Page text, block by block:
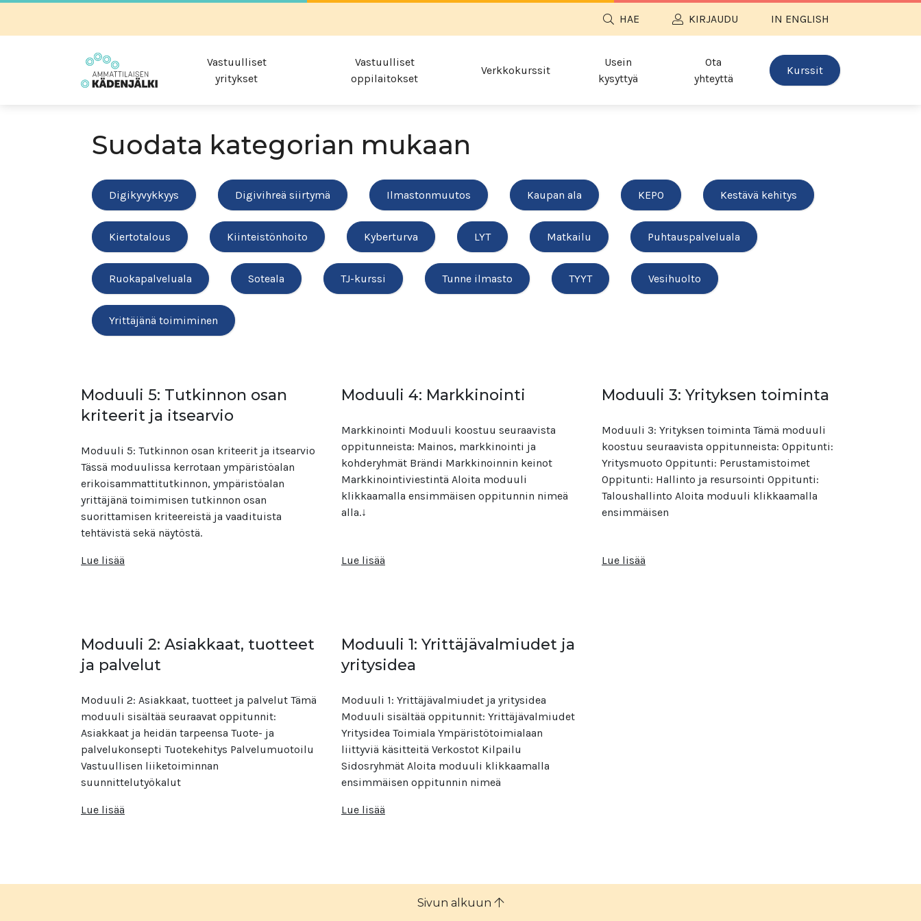
HAE KIRJAUDU IN ENGLISH
Vastuulliset
yritykset
Vastuulliset
oppilaitokset
Verkkokurssit
Usein
kysyttyä
Ota
yhteyttä
Kurssit
Suodata kategorian mukaan
Digikyvykkyys Digivihreä siirtymä Ilmastonmuutos Kaupan ala KEPO Kestävä kehitys
Kiertotalous Kiinteistönhoito Kyberturva LYT Matkailu Puhtauspalveluala
Ruokapalveluala Soteala TJ-kurssi Tunne ilmasto TYYT Vesihuolto
Yrittäjänä toimiminen
Moduuli 5: Tutkinnon osan
kriteerit ja itsearvio
Moduuli 5: Tutkinnon osan kriteerit ja itsearvio
Tässä moduulissa kerrotaan ympäristöalan
erikoisammattitutkinnon, ympäristöalan
yrittäjänä toimimisen tutkinnon osan
suorittamisen kriteereistä ja vaadituista
tehtävistä sekä näytöstä.
Lue lisää
Moduuli 4: Markkinointi
Markkinointi Moduuli koostuu seuraavista
oppitunneista: Mainos, markkinointi ja
kohderyhmät Brändi Markkinoinnin keinot
Markkinointiviestintä Aloita moduuli
klikkaamalla ensimmäisen oppitunnin nimeä
alla.↓
Lue lisää
Moduuli 3: Yrityksen toiminta
Moduuli 3: Yrityksen toiminta Tämä moduuli
koostuu seuraavista oppitunneista: Oppitunti:
Yritysmuoto Oppitunti: Perustamistoimet
Oppitunti: Hallinto ja resursointi Oppitunti:
Taloushallinto Aloita moduuli klikkaamalla
ensimmäisen
Lue lisää
Moduuli 2: Asiakkaat, tuotteet
ja palvelut
Moduuli 2: Asiakkaat, tuotteet ja palvelut Tämä
moduuli sisältää seuraavat oppitunnit:
Asiakkaat ja heidän tarpeensa Tuote- ja
palvelukonsepti Tuotekehitys Palvelumuotoilu
Vastuullisen liiketoiminnan
suunnittelutyökalut
Lue lisää
Moduuli 1: Yrittäjävalmiudet ja
yritysidea
Moduuli 1: Yrittäjävalmiudet ja yritysidea
Moduuli sisältää oppitunnit: Yrittäjävalmiudet
Yritysidea Toimiala Ympäristötoimialaan
liittyviä käsitteitä Verkostot Kilpailu
Sidosryhmät Aloita moduuli klikkaamalla
ensimmäisen oppitunnin nimeä
Lue lisää
Sivun alkuun